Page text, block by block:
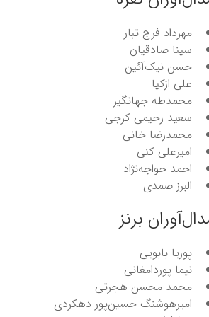
مهرداد فرج تبار
سینا صادقیان
حسن نیک‌آئین
علی ازکیا
محمدطه جهانگیر
سعید رحیمی کرجی
محمدرضا خانی
امیرعلی کنی
احمد خواجه‌نژاد
البرز صمدی
برنز
پوریا بابویی
نیما پوردامغانی
محمد محسن هجرتی
امیرهوشنگ حسین‌پور دهکردی